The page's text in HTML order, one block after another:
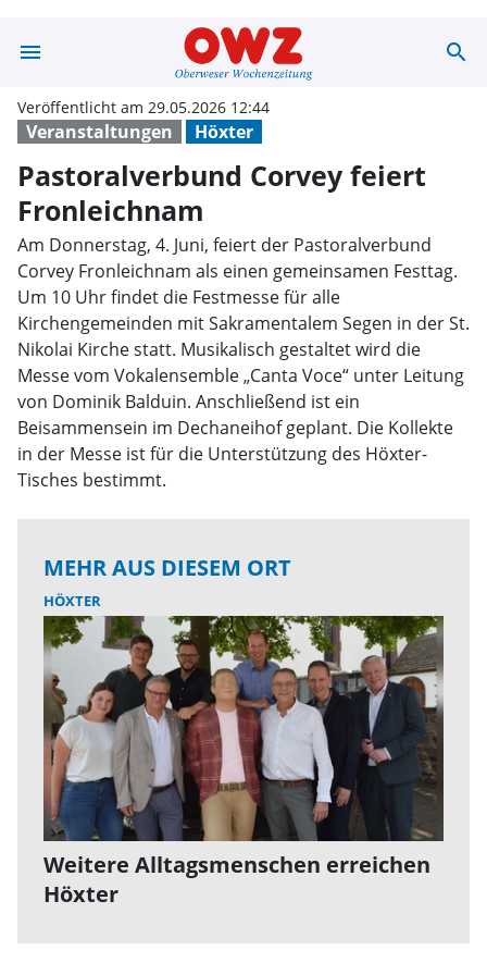
menu search
Veranstaltungen Höxter
Veröffentlicht am 29.05.2026 12:44
Pastoralverbund Corvey feiert
Fronleichnam
Am Donnerstag, 4. Juni, feiert der Pastoralverbund
Corvey Fronleichnam als einen gemeinsamen Festtag.
Um 10 Uhr findet die Festmesse für alle
Kirchengemeinden mit Sakramentalem Segen in der St.
Nikolai Kirche statt. Musikalisch gestaltet wird die
Messe vom Vokalensemble „Canta Voce“ unter Leitung
von Dominik Balduin. Anschließend ist ein
Beisammensein im Dechaneihof geplant. Die Kollekte
in der Messe ist für die Unterstützung des Höxter-
Tisches bestimmt.
MEHR AUS DIESEM ORT
HÖXTER
Weitere Alltagsmenschen erreichen
Höxter